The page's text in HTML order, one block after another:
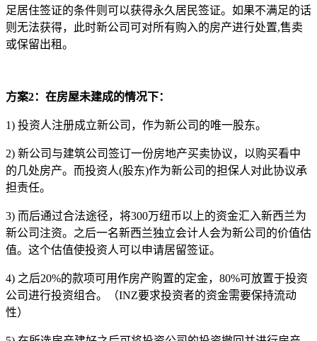
足居住签证的条件则可以获得永久居民签证。如果不满足的话
则无法获得，此时新公司可对所有购入的房产进行处置,售卖
或保留出租。
方案2：在房屋未建成的情况下：
1) 投资人注册成立新公司，作为新公司的唯一股东。
2) 新公司与建筑公司签订一份房地产买卖协议，以购买看中
的几处房产。而投资人(股东)作为新公司的担保人对此协议承
担责任。
3) 而后通过合法途径，将300万纽币以上的资金汇入新西兰为
新公司注资。之后一名新西兰独立会计人会为新公司的价值估
值。这个估值使投资人可以申请居留签证。
4) 之后20%的款项可用作房产购置的定金，80%可放置于投资
公司进行投资组合。（INZ要求投资者的资金需要保持流动
性）